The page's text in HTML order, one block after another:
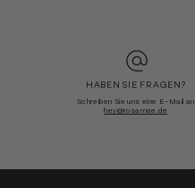
HABEN SIE FRAGEN?
Schreiben Sie uns eine E-Mail an
hey@rosamae.de